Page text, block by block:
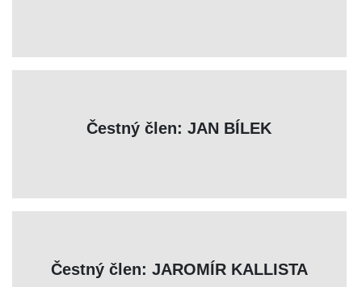
Čestný člen: JAN BÍLEK
Čestný člen: JAROMÍR KALLISTA